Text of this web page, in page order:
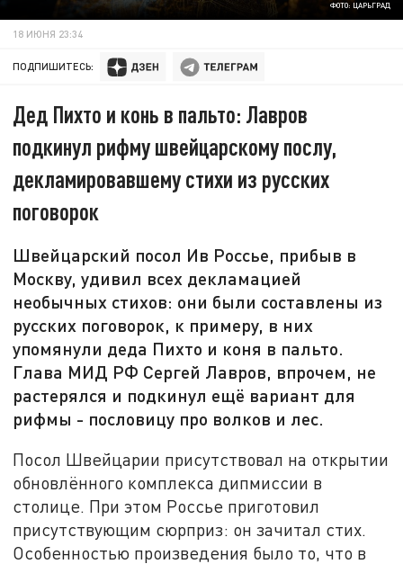
ФОТО: ЦАРЬГРАД
18 ИЮНЯ 23:34
ПОДПИШИТЕСЬ:
Дед Пихто и конь в пальто: Лавров
подкинул рифму швейцарскому послу,
декламировавшему стихи из русских
поговорок
Швейцарский посол Ив Россье, прибыв в
Москву, удивил всех декламацией
необычных стихов: они были составлены из
русских поговорок, к примеру, в них
упомянули деда Пихто и коня в пальто.
Глава МИД РФ Сергей Лавров, впрочем, не
растерялся и подкинул ещё вариант для
рифмы - пословицу про волков и лес.
Посол Швейцарии присутствовал на открытии
обновлённого комплекса дипмиссии в
столице. При этом Россье приготовил
присутствующим сюрприз: он зачитал стих.
Особенностью произведения было то, что в